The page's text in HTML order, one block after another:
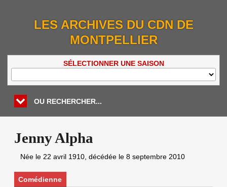
LES ARCHIVES DU CDN DE
MONTPELLIER
SÉLECTIONNER UNE SAISON
OU RECHERCHER...
Jenny Alpha
Née le 22 avril 1910, décédée le 8 septembre 2010
Comédienne